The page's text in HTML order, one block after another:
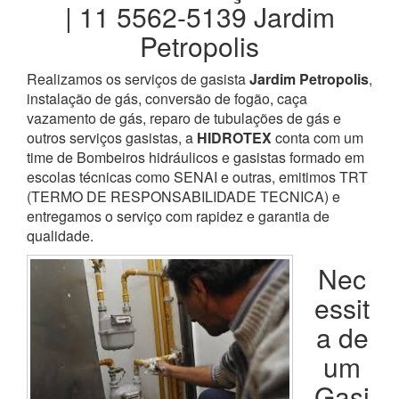
| 11 5562-5139 Jardim
Petropolis
Realizamos os serviços de gasistaJardim Petropolis,
instalação de gás, conversão de fogão, caça
vazamento de gás, reparo de tubulações de gás e
outros serviços gasistas, a HIDROTEXconta com um
time de Bombeiros hidráulicos e gasistas formado em
escolas técnicas como SENAI e outras, emitimos TRT
(TERMO DE RESPONSABILIDADE TECNICA) e
entregamos o serviço com rapidez e garantia de
qualidade.
Nec
essit
a de
um